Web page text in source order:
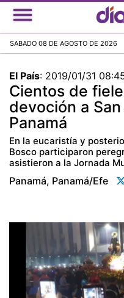
SABADO 08 DE AGOSTO DE 2026
El País: 2019/01/31
Cientos de
devoción a
Panamá
En la eucaristía y
Bosco participaron
asistieron a la Jornada
Panamá, Panamá/efe